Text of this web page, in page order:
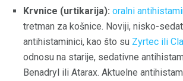
Krvnice (urtikarija): oralni
tretman za košnice. Noviji, nisko-
antihistaminici, kao što su Zyrtec ili
odnosu na starije, sedativne
Benadryl ili Atarax. Aktuelne